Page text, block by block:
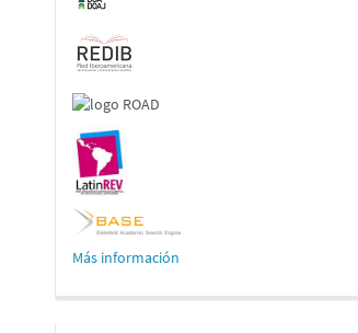
Más información